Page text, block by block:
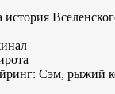
Сэм, рыжий